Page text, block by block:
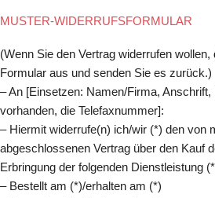
MUSTER-WIDERRUFSFORMULAR
(Wenn Sie den Vertrag widerrufen
Formular aus und senden Sie es zurück.)
– An [Einsetzen: Namen/Firma,
vorhanden, die Telefaxnummer]:
– Hiermit widerrufe(n) ich/wir (*) den von
abgeschlossenen Vertrag über den Kauf
Erbringung der folgenden Dienstleistung
– Bestellt am (*)/erhalten am (*)